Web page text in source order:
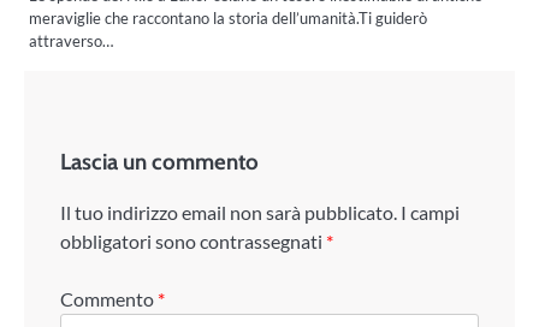
meraviglie che raccontano la storia dell’umanità.Ti guiderò
attraverso…
Lascia un commento
Il tuo indirizzo email non sarà pubblicato. I campi
obbligatori sono contrassegnati *
Commento *